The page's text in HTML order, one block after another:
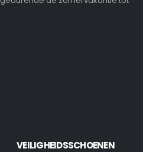
VEILIGHEIDSSCHOENEN